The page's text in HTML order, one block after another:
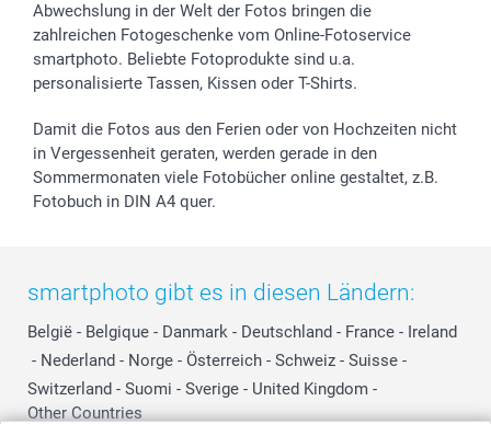
Abwechslung in der Welt der Fotos bringen die
zahlreichen Fotogeschenke vom Online-Fotoservice
smartphoto. Beliebte Fotoprodukte sind u.a.
personalisierte Tassen, Kissen oder T-Shirts.
Damit die Fotos aus den Ferien oder von Hochzeiten nicht
in Vergessenheit geraten, werden gerade in den
Sommermonaten viele Fotobücher online gestaltet, z.B.
Fotobuch in DIN A4 quer.
smartphoto gibt es in diesen Ländern:
België - Belgique - Danmark - Deutschland - France - Ireland
- Nederland - Norge - Österreich - Schweiz - Suisse -
Switzerland - Suomi - Sverige - United Kingdom -
Other Countries